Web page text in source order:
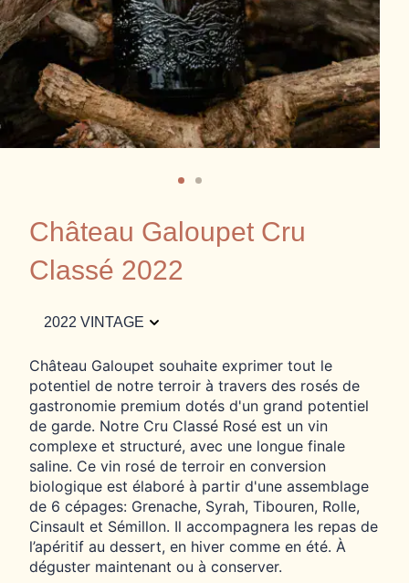
Château Galoupet Cru
Classé 2022
2022 VINTAGE
Château Galoupet souhaite exprimer tout le
potentiel de notre terroir à travers des rosés de
gastronomie premium dotés d'un grand potentiel
de garde. Notre Cru Classé Rosé est un vin
complexe et structuré, avec une longue finale
saline. Ce vin rosé de terroir en conversion
biologique est élaboré à partir d'une assemblage
de 6 cépages: Grenache, Syrah, Tibouren, Rolle,
Cinsault et Sémillon. Il accompagnera les repas de
l’apéritif au dessert, en hiver comme en été. À
déguster maintenant ou à conserver.